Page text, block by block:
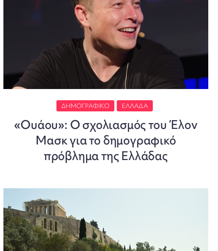
ΔΗΜΟΓΡΑΦΙΚΌ ΕΛΛΆΔΑ
«Ουάου»: Ο σχολιασμός του Έλον
Μασκ για το δημογραφικό
πρόβλημα της Ελλάδας